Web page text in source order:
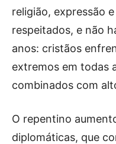
religião, expressão
respeitados, e não
anos: cristãos
extremos em todas
combinados com
O repentino
diplomáticas, que